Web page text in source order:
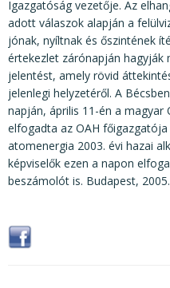
Igazgatóság vezetője. Az
adott válaszok alapján a
jónak, nyíltnak és őszintének
értekezlet zárónapján
jelentést, amely rövid
jelenlegi helyzetéről. A
napján, április 11-én a magyar
elfogadta az OAH
atomenergia 2003. évi hazai
képviselők ezen a napon
beszámolót is. Budapest,